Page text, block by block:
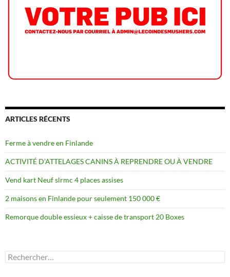
ARTICLES RÉCENTS
Ferme à vendre en Finlande
ACTIVITÉ D’ATTELAGES CANINS À REPRENDRE OU À VENDRE
Vend kart Neuf slrmc 4 places assises
2 maisons en Finlande pour seulement 150 000 €
Remorque double essieux + caisse de transport 20 Boxes
Rechercher :